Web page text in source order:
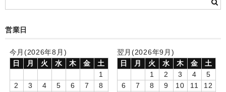
お絵かきギャラリー
自作オリジナル時計
卒園DVDアルバム
営業日
今月(2026年8月)
日
月 火 水 木 金
土
1
2
3 4 5 6 7
8
翌月(2026年9月)
日
月 火 水 木 金
土
1
2 3 4
5
6
7 8 9 10 11
12